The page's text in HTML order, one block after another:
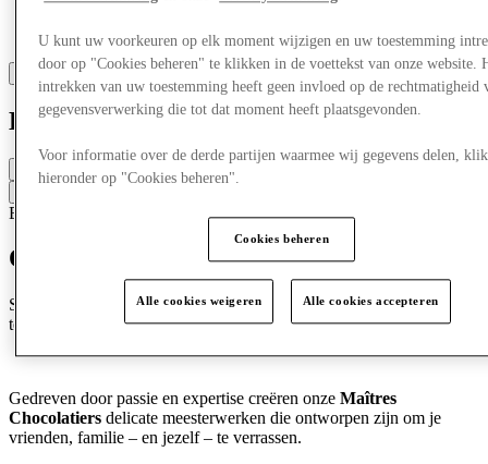
Lindt
Gesloten
Contacteer de winkel
Eten & Drinken Snoep & Chocolade
Ontdek Lindt
Sinds 1845 wijdt Lindt zich aan het maken van de beste chocolade
ter wereld.
Gedreven door passie en expertise creëren onze Maîtres
Chocolatiers delicate meesterwerken die ontworpen zijn om je
vrienden, familie – en jezelf – te verrassen.
U kunt uw voorkeuren op elk moment wijzigen en uw toestemming
door op "Cookies beheren" te klikken in de voettekst van onze website.
intrekken van uw toestemming heeft geen invloed op de rechtmatigheid
gegevensverwerking die tot dat moment heeft plaatsgevonden.
Voor informatie over de derde partijen waarmee wij gegevens delen,
hieronder op "Cookies beheren".
Cookies beheren
Alle cookies weigeren Alle cookies accepteren